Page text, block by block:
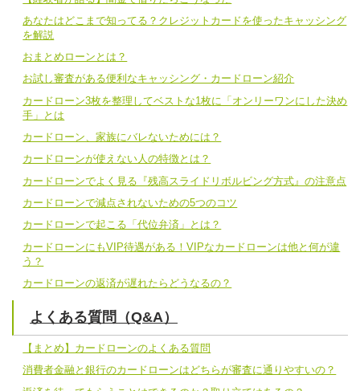
あなたはどこまで知ってる？クレジットカードを使ったキャッシング
を解説
おまとめローンとは？
お試し審査がある便利なキャッシング・カードローン紹介
カードローン3枚を整理してベストな1枚に「オンリーワンにした決め
手」とは
カードローン、家族にバレないためには？
カードローンが使えない人の特徴とは？
カードローンでよく見る『残高スライドリボルビング方式』の注意点
カードローンで減点されないための5つのコツ
カードローンで起こる「代位弁済」とは？
カードローンにもVIP待遇がある！VIPなカードローンは他と何が違
う？
カードローンの返済が遅れたらどうなるの？
よくある質問（Q&A）
【まとめ】カードローンのよくある質問
消費者金融と銀行のカードローンはどちらが審査に通りやすいの？